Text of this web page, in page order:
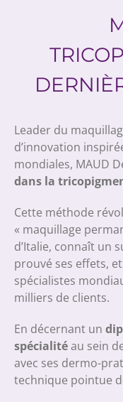
Leader du
d’innovation
mondiales, MAUD
dans la
Cette méthode
« maquillage
d’Italie, connaît un
prouvé ses effets,
spécialistes
milliers de clients.
En décernant un
spécialitéau sein
avec ses dermo-
technique pointue